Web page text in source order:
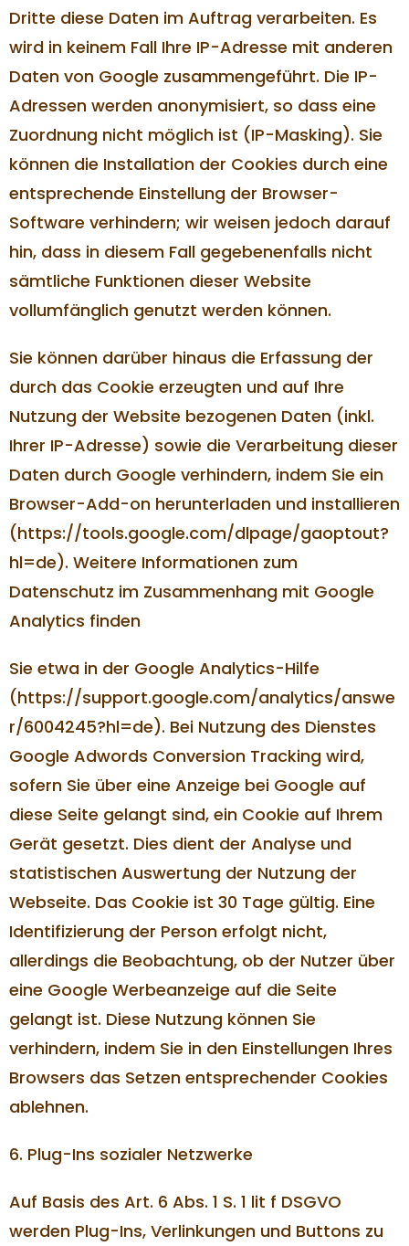
Dritte diese Daten im Auftrag verarbeiten. Es
wird in keinem Fall Ihre IP-Adresse mit anderen
Daten von Google zusammengeführt. Die IP-
Adressen werden anonymisiert, so dass eine
Zuordnung nicht möglich ist (IP-Masking). Sie
können die Installation der Cookies durch eine
entsprechende Einstellung der Browser-
Software verhindern; wir weisen jedoch darauf
hin, dass in diesem Fall gegebenenfalls nicht
sämtliche Funktionen dieser Website
vollumfänglich genutzt werden können.
Sie können darüber hinaus die Erfassung der
durch das Cookie erzeugten und auf Ihre
Nutzung der Website bezogenen Daten (inkl.
Ihrer IP-Adresse) sowie die Verarbeitung dieser
Daten durch Google verhindern, indem Sie ein
Browser-Add-on herunterladen und installieren
(https://tools.google.com/dlpage/gaoptout?
hl=de). Weitere Informationen zum
Datenschutz im Zusammenhang mit Google
Analytics finden
Sie etwa in der Google Analytics-Hilfe
(https://support.google.com/analytics/answe
r/6004245?hl=de). Bei Nutzung des Dienstes
Google Adwords Conversion Tracking wird,
sofern Sie über eine Anzeige bei Google auf
diese Seite gelangt sind, ein Cookie auf Ihrem
Gerät gesetzt. Dies dient der Analyse und
statistischen Auswertung der Nutzung der
Webseite. Das Cookie ist 30 Tage gültig. Eine
Identifizierung der Person erfolgt nicht,
allerdings die Beobachtung, ob der Nutzer über
eine Google Werbeanzeige auf die Seite
gelangt ist. Diese Nutzung können Sie
verhindern, indem Sie in den Einstellungen Ihres
Browsers das Setzen entsprechender Cookies
ablehnen.
6. Plug-Ins sozialer Netzwerke
Auf Basis des Art. 6 Abs. 1 S. 1 lit f DSGVO
werden Plug-Ins, Verlinkungen und Buttons zu